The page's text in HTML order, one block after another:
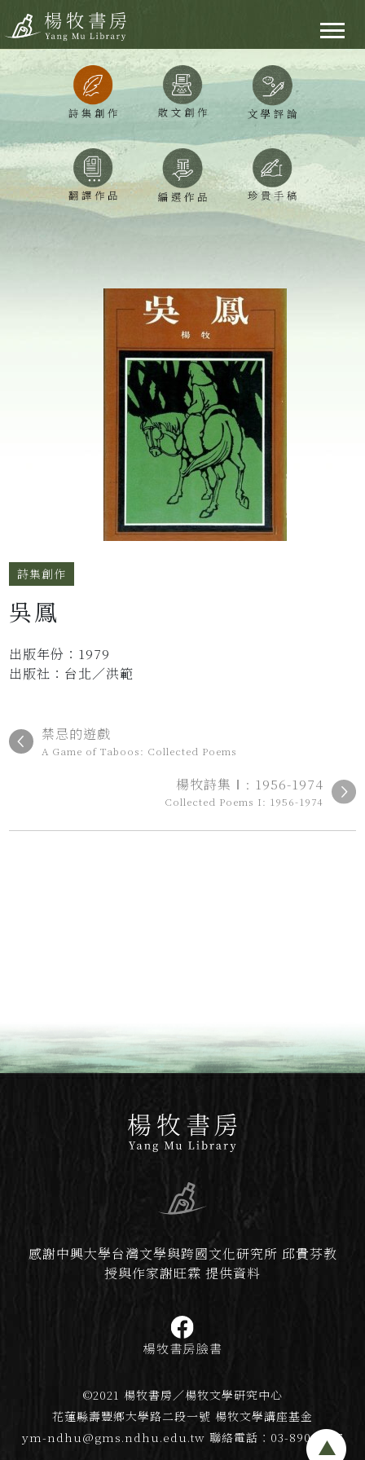
詩集創作
吳鳳
出版年份：1979
出版社：台北／洪範
禁忌的遊戲
A Game of Taboos: Collected Poems
楊牧詩集Ⅰ: 1956-1974
Collected Poems I: 1956-1974
感謝中興大學台灣文學與跨國文化研究所 邱貴芬教
授與作家謝旺霖 提供資料
©2021 楊牧書房／楊牧文學研究中心
花蓮縣壽豐鄉大學路二段一號 楊牧文學講座基金
ym-ndhu@gms.ndhu.edu.tw 聯絡電話：03-890-5277